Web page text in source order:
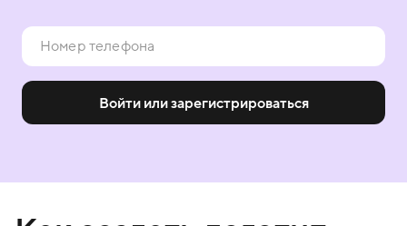
Войти или зарегистрироваться